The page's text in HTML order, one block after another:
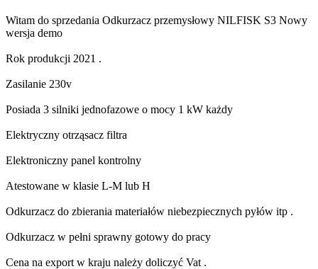
Witam do sprzedania Odkurzacz przemysłowy NILFISK S3 Nowy
wersja demo
Rok produkcji 2021 .
Zasilanie 230v
Posiada 3 silniki jednofazowe o mocy 1 kW każdy
Elektryczny otrząsacz filtra
Elektroniczny panel kontrolny
Atestowane w klasie L-M lub H
Odkurzacz do zbierania materiałów niebezpiecznych pyłów itp .
Odkurzacz w pełni sprawny gotowy do pracy
Cena na export w kraju należy doliczyć Vat .